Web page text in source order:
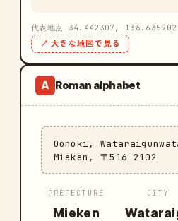
代表地点 34.442307, 136.635902
↗ 大きな地図で見る
A Roman alphabet
Oonoki,
Mieken, 〒516-2102
PREFECTURE
Mieken
CITY